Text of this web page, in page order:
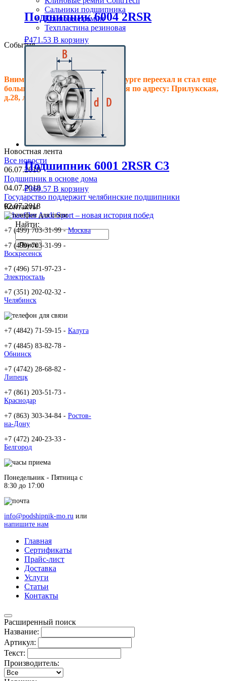
Сальники подшипника
Клиновые ремни
Техпластина резиновая
События
Внимание! Офис в Санкт-Петербурге переехал и стал еще
больше, теперь мы располагаемся по адресу: Прилукская,
д.28, литер.А! Ждем Вас в гости!
Новостная лента
Все новости
06.07.2018
Подшипник в основе дома
04.07.2018
Государство поддержит челябинские подшипники
02.07.2018
Schaeffler Audi Sport – новая история побед
Найти:
Подшипник 6004 2RSR
₽471.53 В корзину
Подшипник 6001 2RSR C3
₽369.57 В корзину
Контакты
+7 (499) 703-31-99 -Москва
+7 (499) 703-31-99 -
Воскресенск
+7 (496) 571-97-23 -
Электросталь
+7 (351) 202-02-32 -
Челябинск
+7 (4842) 71-59-15 - Калуга
+7 (4845) 83-82-78 -
Обнинск
+7 (4742) 28-68-82 -
Липецк
+7 (861) 203-51-73 -
Краснодар
+7 (863) 303-34-84 - Ростов-
на-Дону
+7 (472) 240-23-33 -
Белгород
Понедельник - Пятница c
8:30 до 17:00
info@podshipnik-mo.ru или
напишите нам
Главная
Сертификаты
Прайс-лист
Доставка
Услуги
Статьи
Контакты
Расширенный поиск
Название:
Артикул:
Текст:
Производитель: